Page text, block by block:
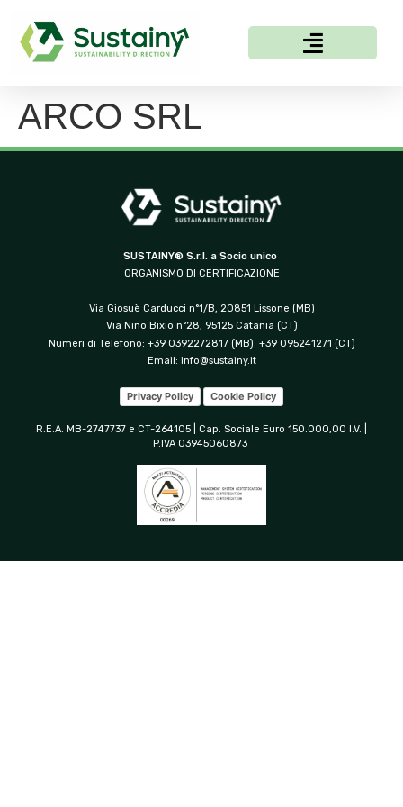
ARCO SRL
SUSTAINY® S.r.l. a Socio unico
ORGANISMO DI CERTIFICAZIONE
Via Giosuè Carducci n°1/B, 20851 Lissone (MB)
Via Nino Bixio n°28, 95125 Catania (CT)
Numeri di Telefono: +39 0392272817 (MB) +39 095241271 (CT)
Email: info@sustainy.it
Privacy Policy Cookie Policy
R.E.A. MB-2747737 e CT-264105 | Cap. Sociale Euro 150.000,00 I.V. |
P.IVA 03945060873